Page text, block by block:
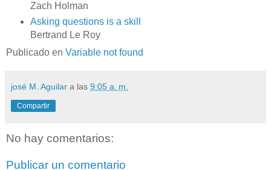
Zach Holman
Asking questions is a skill
Bertrand Le Roy
Publicado en Variable not found
josé M. Aguilar a las 9:05 a. m.
Compartir
No hay comentarios:
Publicar un comentario